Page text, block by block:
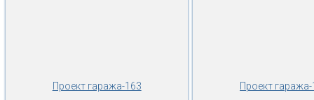
Проект гаража-163
Проект